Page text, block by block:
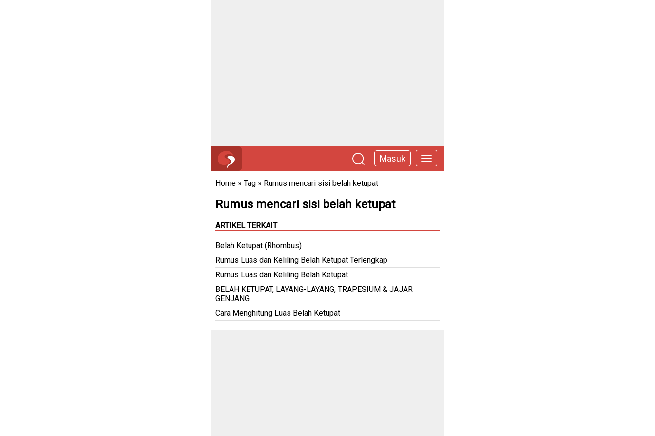
Masuk
Home » Tag » Rumus mencari sisi belah ketupat
Rumus mencari sisi belah ketupat
ARTIKEL TERKAIT
Belah Ketupat (Rhombus)
Rumus Luas dan Keliling Belah Ketupat Terlengkap
Rumus Luas dan Keliling Belah Ketupat
BELAH KETUPAT, LAYANG-LAYANG, TRAPESIUM & JAJAR
GENJANG
Cara Menghitung Luas Belah Ketupat